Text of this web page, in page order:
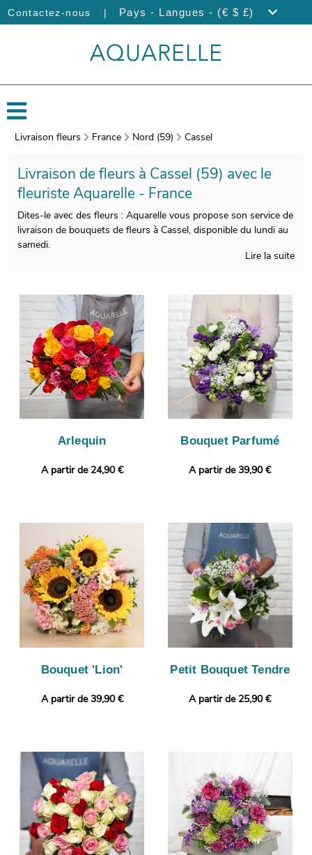
Contactez-nous | Pays - Langues - (€ $ £)
Livraison fleurs France Nord (59) Cassel
Livraison de fleurs à Cassel (59) avec le
fleuriste Aquarelle - France
Dites-le avec des fleurs : Aquarelle vous propose son service de
livraison de bouquets de fleurs à Cassel, disponible du lundi au
samedi.
un porte-bouquet dédié à son transport viendra emballer votre
bouquet. Àvant l’envoi, une photographie du produit fini sera
prise. Vous recevrez ensuite cette photo par e-mail de manière
à ce que vous puissiez vous assurer que le bouquet que nous
avons composé est le même que celui que vous avez choisi.
C’est alors que sera organisé son envoi à Cassel. Vous voulez
ajouter une touche qui vous ressemble ? Vous avez la faculté
de glisser un message ou une photo, afin de donner plus de
personnalité à votre cadeau.
Lire la suite
Arlequin
A partir de 24,90 €
Bouquet Parfumé
A partir de 39,90 €
Bouquet 'Lion'
A partir de 39,90 €
Petit Bouquet Tendre
A partir de 25,90 €